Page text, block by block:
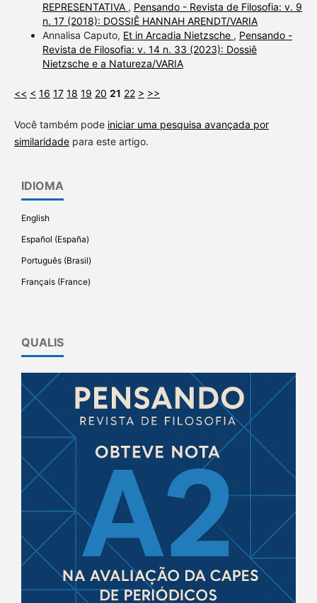
REPRESENTATIVA , Pensando - Revista de Filosofia: v. 9
n. 17 (2018): DOSSIÊ HANNAH ARENDT/VARIA
Annalisa Caputo, Et in Arcadia Nietzsche , Pensando -
Revista de Filosofia: v. 14 n. 33 (2023): Dossiê
Nietzsche e a Natureza/VARIA
<< < 16 17 18 19 20 21 22 > >>
Você também pode iniciar uma pesquisa avançada por
similaridadepara este artigo.
IDIOMA
English
Español (España)
Português (Brasil)
Français (France)
QUALIS